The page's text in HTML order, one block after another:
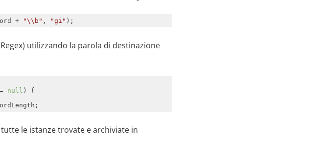
+ "\\b" , "gi"
utilizzando la parola di destinazione
null
le istanze trovate e archiviate in